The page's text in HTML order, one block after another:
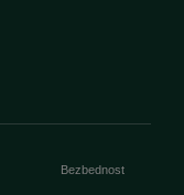
Bezbednost